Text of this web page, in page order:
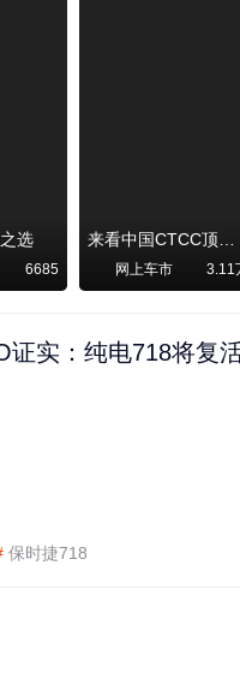
选
6685 网上车市 3.11
证实：纯电718将复
保时捷718